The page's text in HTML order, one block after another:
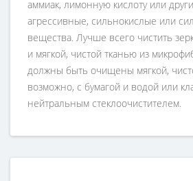
аммиак, лимонную кислоту или
агрессивные, сильнокислые или
вещества. Лучше всего чистить
и мягкой, чистой тканью из
должны быть очищены мягкой,
возможно, с бумагой и водой или
нейтральным стеклоочистителем.